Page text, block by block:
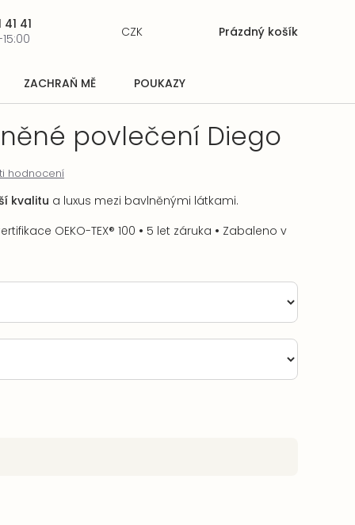
41
Nákupní
Prázdný košík
CZK
ZACHRAŇ MĚ POUKAZY
povlečení Diego
hodnocení
kvalitu a luxus mezi bavlněnými látkami.
OEKO-TEX® 100 • 5 let záruka • Zabaleno v